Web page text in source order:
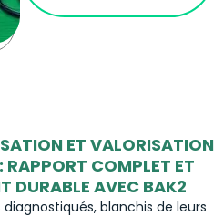
ET VALORISATION
RAPPORT COMPLET ET
DURABLE AVEC BAK2
blanchis de leurs